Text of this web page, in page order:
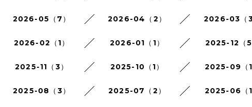
2026-05（7） 2026-04（2） 2026-03（3
2026-02（1） 2026-01（1） 2025-12（5
2025-11（3） 2025-10（1） 2025-09（1
2025-08（3） 2025-07（2） 2025-06（1